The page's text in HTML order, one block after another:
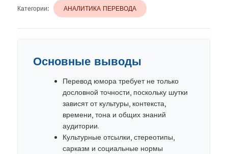
Категории: АНАЛИТИКА ПЕРЕВОДА
Основные выводы
Перевод юмора требует не только
дословной точности, поскольку шутки
зависят от культуры, контекста,
времени, тона и общих знаний
аудитории.
Культурные отсылки, стереотипы,
сарказм и социальные нормы